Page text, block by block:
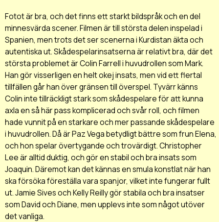
Fotot är bra, och det finns ett starkt bildspråk och en del
minnesvärda scener. Filmen är till största delen inspelad i
Spanien, men trots det ser scenerna i Kurdistan äkta och
autentiska ut. Skådespelarinsatserna är relativt bra, där det
största problemet är Colin Farrell i huvudrollen som Mark.
Han gör visserligen en helt okej insats, men vid ett flertal
tillfällen går han över gränsen till överspel. Tyvärr känns
Colin inte tillräckligt stark som skådespelare för att kunna
axla en så här pass komplicerad och svår roll, och filmen
hade vunnit på en starkare och mer passande skådespelare
i huvudrollen. Då är Paz Vega betydligt bättre som frun Elena,
och hon spelar övertygande och trovärdigt. Christopher
Lee är alltid duktig, och gör en stabil och bra insats som
Joaquin. Däremot kan det kännas en smula konstlat när han
ska försöka föreställa vara spanjor, vilket inte fungerar fullt
ut. Jamie Sives och Kelly Reilly gör stabila och bra insatser
som David och Diane, men upplevs inte som något utöver
det vanliga.